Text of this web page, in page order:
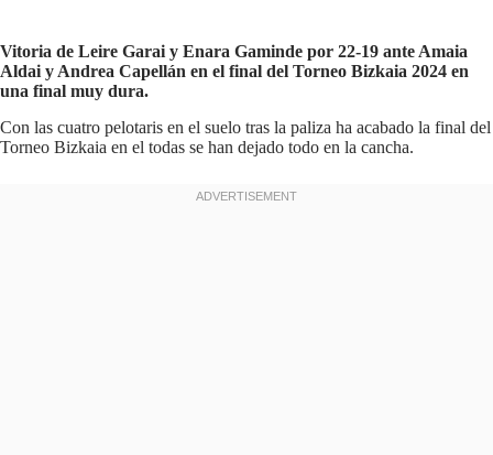
Vitoria de Leire Garai y Enara Gaminde por 22-19 ante Amaia
Aldai y Andrea Capellán en el final del Torneo Bizkaia 2024 en
una final muy dura.
Con las cuatro pelotaris en el suelo tras la paliza ha acabado la final del
Torneo Bizkaia en el todas se han dejado todo en la cancha.